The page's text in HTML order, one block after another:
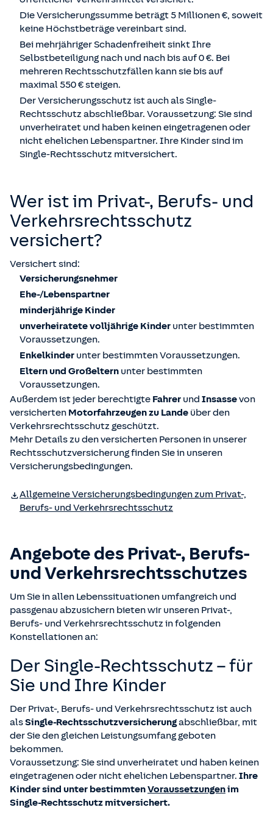
Die Versicherungssumme beträgt 5 Millionen €, soweit
keine Höchstbeträge vereinbart sind.
Bei mehrjähriger Schadenfreiheit sinkt Ihre
Selbstbeteiligung nach und nach bis auf 0 €. Bei
mehreren Rechtsschutzfällen kann sie bis auf
maximal 550 € steigen.
Der Versicherungsschutz ist auch als Single-
Rechtsschutz abschließbar. Voraussetzung: Sie sind
unverheiratet und haben keinen eingetragenen oder
nicht ehelichen Lebenspartner. Ihre Kinder sind im
Single-Rechtsschutz mitversichert.
Wer ist im Privat-, Berufs- und
Verkehrsrechtsschutz
versichert?
Versichert sind:
Versicherungsnehmer
Ehe-/Lebenspartner
minderjährige Kinder
unverheiratetevolljährige Kinder unter bestimmten
Voraussetzungen.
Enkelkinder unter bestimmten Voraussetzungen.
Eltern und Großeltern unter bestimmten
Voraussetzungen.
Außerdem ist jeder berechtigte Fahrer und Insassevon
versicherten Motorfahrzeugen zu Lande über den
Verkehrsrechtsschutz geschützt.
Mehr Details zu den versicherten Personen in unserer
Rechtsschutzversicherung finden Sie in unseren
Versicherungsbedingungen.
Allgemeine Versicherungs­bedingungen zum Privat-,
Berufs- und Verkehrsrechtsschutz
Angebote des Privat-, Berufs-
und Verkehrsrechtsschutzes
Um Sie in allen Lebenssituationen umfangreich und
passgenau abzusichern bieten wir unseren Privat-,
Berufs- und Verkehrsrechtsschutz in folgenden
Konstellationen an:
Der Single-Rechtsschutz – für
Sie und Ihre Kinder
Der Privat-, Berufs- und Verkehrsrechtsschutz ist auch
alsSingle-Rechtsschutzversicherungabschließbar, mit
der Sie den gleichen Leistungsumfang geboten
bekommen.
Voraussetzung: Sie sind unverheiratet und haben keinen
eingetragenen oder nicht ehelichen Lebenspartner. Ihre
Kinder sind unter bestimmtenVoraussetzungenim
Single-Rechtsschutz mitversichert.